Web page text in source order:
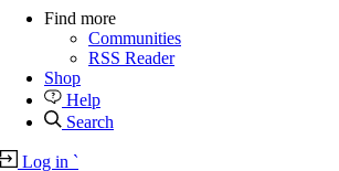
Find more
Communities
RSS Reader
Shop
Help
Search
Log in `